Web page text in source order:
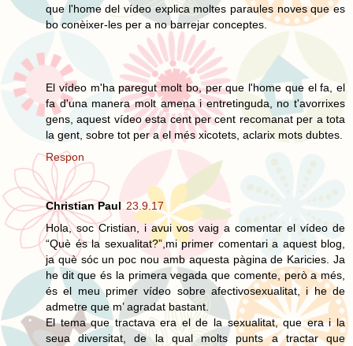
que l'home del vídeo explica moltes paraules noves que es
bo conèixer-les per a no barrejar conceptes.
El vídeo m'ha paregut molt bo, per que l'home que el fa, el
fa d'una manera molt amena i entretinguda, no t'avorrixes
gens, aquest vídeo esta cent per cent recomanat per a tota
la gent, sobre tot per a el més xicotets, aclarix mots dubtes.
Respon
Christian Paul 23.9.17
Hola, soc Cristian, i avui vos vaig a comentar el vídeo de
“Què és la sexualitat?”,mi primer comentari a aquest blog,
ja què sóc un poc nou amb aquesta pàgina de Karicies. Ja
he dit que és la primera vegada que comente, però a més,
és el meu primer vídeo sobre afectivosexualitat, i he de
admetre que m’ agradat bastant.
El tema que tractava era el de la sexualitat, que era i la
seua diversitat, de la qual molts punts a tractar que